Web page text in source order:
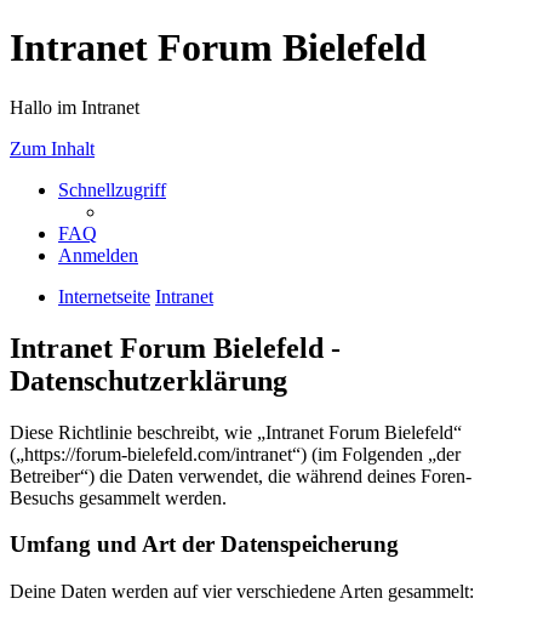
Intranet Forum Bielefeld
Hallo im Intranet
Zum Inhalt
Schnellzugriff
FAQ
Anmelden
Internetseite Intranet
Intranet Forum Bielefeld -
Datenschutzerklärung
Diese Richtlinie beschreibt, wie „Intranet Forum Bielefeld“
(„https://forum-bielefeld.com/intranet“) (im Folgenden „der
Betreiber“) die Daten verwendet, die während deines Foren-
Besuchs gesammelt werden.
Umfang und Art der Datenspeicherung
Deine Daten werden auf vier verschiedene Arten gesammelt: